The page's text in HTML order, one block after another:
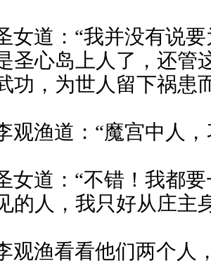
女道：“我并没有说
圣心岛上人了，还管
功，为世人留下祸患
观渔道：“魔宫中人，
女道：“不错！我都
的人，我只好从庄主
观渔看看他们两个人